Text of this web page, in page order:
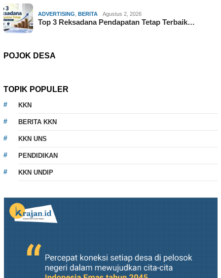
ADVERTISING BERITA Agustus 2, 2026
Top 3 Reksadana Pendapatan Tetap Terbaik…
POJOK DESA
TOPIK POPULER
KKN
BERITA KKN
KKN UNS
PENDIDIKAN
KKN UNDIP